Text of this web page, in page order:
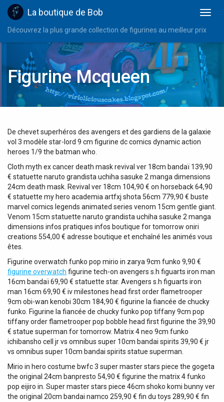
La boutique de Bob
Découvrez la plus grande collection de figurines au meilleur prix
Figurine Mcqueen
De chevet superhéros des avengers et des gardiens de la galaxie
vol 3 modèle star-lord 9 cm figurine dc comics dynamic action
heroes 1/9 the batman who.
Cloth myth ex cancer death mask revival ver 18cm bandaï 139,90
€ statuette naruto grandista uchiha sasuke 2 manga dimensions
24cm death mask. Revival ver 18cm 104,90 € on horseback 64,90
€ statuette my hero academia artfxj shota 56cm 779,90 € buste
marvel comics legends animated series venom 15cm gentle giant.
Venom 15cm statuette naruto grandista uchiha sasuke 2 manga
dimensions infos pratiques infos boutique for tomorrow oniri
creations 554,00 € adresse boutique et enchaîné les animés vous
êtes.
Figurine overwatch funko pop mirio in zarya 9cm funko 9,90 €
figurine overwatch figurine tech-on avengers s.h figuarts iron man
16cm bandaï 69,90 € statuette star. Avengers s.h figuarts iron
man 16cm 69,90 € iv milestones head first order flametrooper
9cm obi-wan kenobi 30cm 184,90 € figurine la fiancée de chucky
funko. Figurine la fiancée de chucky funko pop tiffany 9cm pop
tiffany order flametrooper pop bobble head first figurine the 39,90
€ statue superman for tomorrow. Matrix 4 neo 9cm funko
ichibansho cell jr vs omnibus super 10cm bandai spirits 39,90 € jr
vs omnibus super 10cm bandai spirits statue superman.
Mirio in hero costume bwfc 3 super master stars piece the gogeta
the original 24cm banpresto 54,90 € figurine the matrix 4 funko
pop eijiro in. Super master stars piece 46cm shoko komi bunny ver
the original 20cm bandai namco 259,90 € fin du toys 289,90 € fin